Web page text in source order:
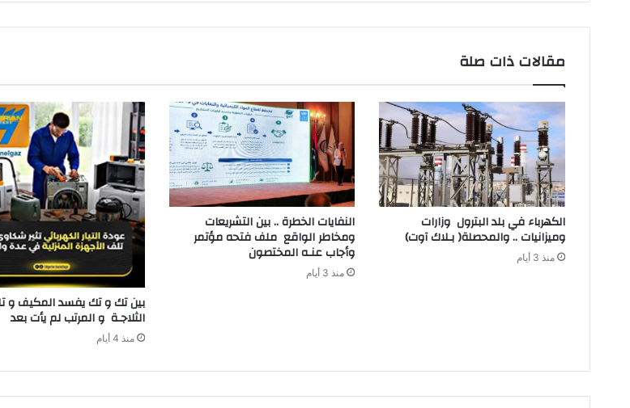
مقالات ذات صلة
الكهرباء‭ ‬في‭ ‬بلد‭ ‬البترول‭ ‬ وزارات‭
‬وميزانيات‭ .. ‬والمحصلة‭ )‬بـلاك‭ ‬آوت)
منذ 3 أيام
النفايات‭ ‬الخطرة‭ .. ‬بين‭ ‬التشريعات‭
‬ومخاطر‭ ‬الواقع ملف‭ ‬فتحه‭ ‬مؤتمر‭
‬وأجاب‭ ‬عنـه‭ ‬المختصون
منذ 3 أيام
‬الثلاجـة‭ ‬و‭ ‬المرتب‭ ‬لم‭ ‬يأت‭ ‬بعد‭ ‬
منذ 4 أيام